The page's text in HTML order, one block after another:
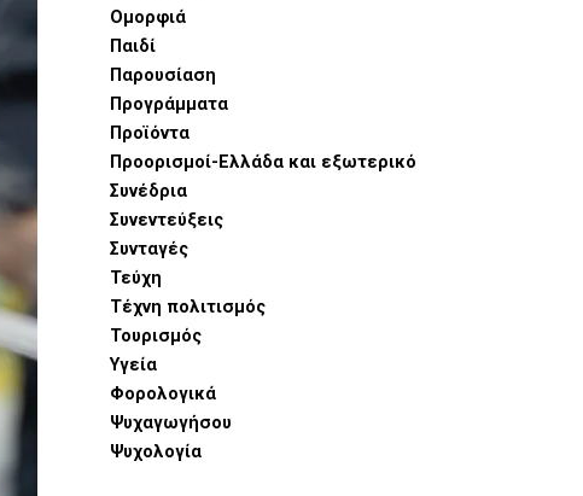
Ομορφιά
Παιδί
Παρουσίαση
Προγράμματα
Προϊόντα
Προορισμοί-Ελλάδα και εξωτερικό
Συνέδρια
Συνεντεύξεις
Συνταγές
Τεύχη
Τέχνη πολιτισμός
Τουρισμός
Υγεία
Φορολογικά
Ψυχαγωγήσου
Ψυχολογία